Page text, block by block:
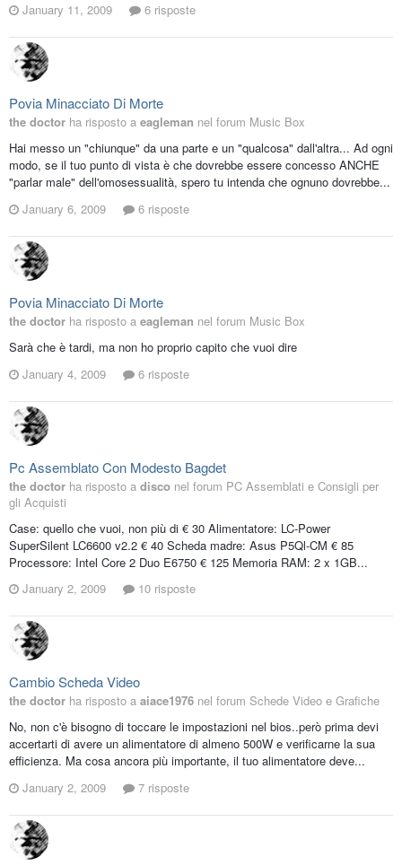
January 11, 2009
6 risposte
Povia Minacciato Di Morte
the doctor ha risposto a eagleman nel forum Music Box
Hai messo un "chiunque" da una parte e un "qualcosa" dall'altra... Ad ogni
modo, se il tuo punto di vista è che dovrebbe essere concesso ANCHE
"parlar male" dell'omosessualità, spero tu intenda che ognuno dovrebbe...
January 6, 2009
6 risposte
Povia Minacciato Di Morte
the doctor ha risposto a eagleman nel forum Music Box
Sarà che è tardi, ma non ho proprio capito che vuoi dire
January 4, 2009
6 risposte
Pc Assemblato Con Modesto Bagdet
the doctor ha risposto a disco nel forum PC Assemblati e Consigli per
gli Acquisti
Case: quello che vuoi, non più di € 30 Alimentatore: LC-Power
SuperSilent LC6600 v2.2 € 40 Scheda madre: Asus P5Ql-CM € 85
Processore: Intel Core 2 Duo E6750 € 125 Memoria RAM: 2 x 1GB...
January 2, 2009
10 risposte
Cambio Scheda Video
the doctor ha risposto a aiace1976 nel forum Schede Video e Grafiche
No, non c'è bisogno di toccare le impostazioni nel bios..però prima devi
accertarti di avere un alimentatore di almeno 500W e verificarne la sua
efficienza. Ma cosa ancora più importante, il tuo alimentatore deve...
January 2, 2009
7 risposte